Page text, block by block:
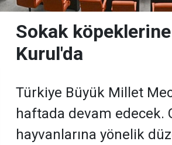
Sokak
Kurul'da
Türkiye Büyük Millet
haftada devam edecek.
hayvanlarına yönelik